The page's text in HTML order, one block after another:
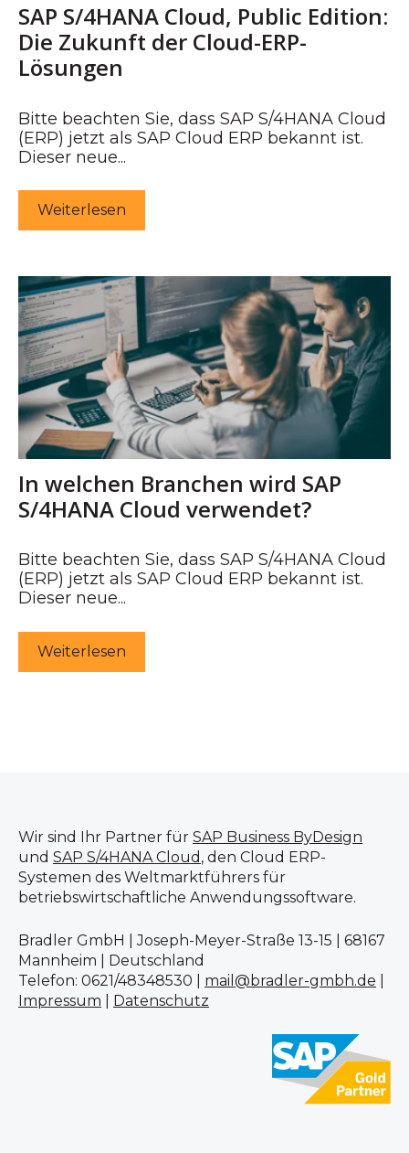
SAP S/4HANA Cloud, Public Edition:
Die Zukunft der Cloud-ERP-
Lösungen
Bitte beachten Sie, dass SAP S/4HANA Cloud
(ERP) jetzt als SAP Cloud ERP bekannt ist.
Dieser neue...
Weiterlesen
In welchen Branchen wird SAP
S/4HANA Cloud verwendet?
Bitte beachten Sie, dass SAP S/4HANA Cloud
(ERP) jetzt als SAP Cloud ERP bekannt ist.
Dieser neue...
Weiterlesen
Wir sind Ihr Partner für SAP Business ByDesign
und SAP S/4HANA Cloud , den Cloud ERP-
Systemen des Weltmarktführers für
betriebswirtschaftliche Anwendungssoftware.
Bradler GmbH | Joseph-Meyer-Straße 13-15 | 68167
Mannheim | Deutschland
Telefon: 0621/48348530 | mail@bradler-gmbh.de
Impressum
Datenschutz